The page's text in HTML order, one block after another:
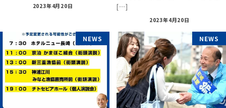
2023年4月20日
[…]
2023年4月20日
NEWS NEWS